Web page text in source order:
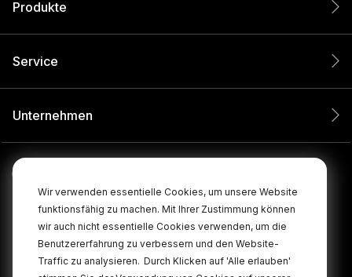
Wir verwenden essentielle Cookies, um unsere Website
funktionsfähig zu machen. Mit Ihrer Zustimmung können
wir auch nicht essentielle Cookies verwenden, um die
Benutzererfahrung zu verbessern und den Website-
Traffic zu analysieren. Durch Klicken auf 'Alle erlauben'
Produkte
Service
Unternehmen